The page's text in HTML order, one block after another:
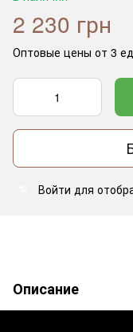
2 230 грн
Оптовые цены от 3
Войти для
Описание